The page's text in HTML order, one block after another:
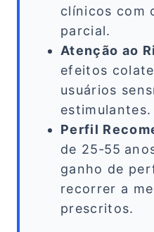
clínicos com
parcial.
Atenção ao
efeitos
usuários
estimulantes.
Perfil
de 25‑55
ganho de
recorrer a
prescritos.